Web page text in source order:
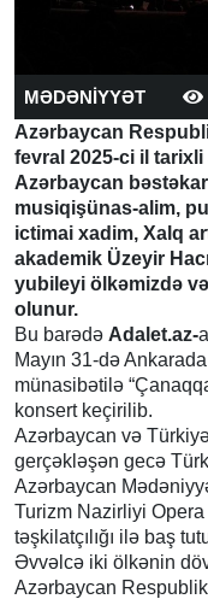
MƏDƏNİYYƏT
Azərbaycan
fevral 2025-ci il tarixli
Azərbaycan
musiqişünas-alim,
ictimai xadim, Xalq
akademik Üzeyir
yubileyi ölkəmizdə
olunur.
Bu barədə Adalet.az-
Mayın 31-də
münasibətilə
konsert keçirilib.
Azərbaycan və
gerçəkləşən gecə
Azərbaycan
Turizm Nazirliyi
təşkilatçılığı ilə baş
Əvvəlcə iki ölkənin
Azərbaycan